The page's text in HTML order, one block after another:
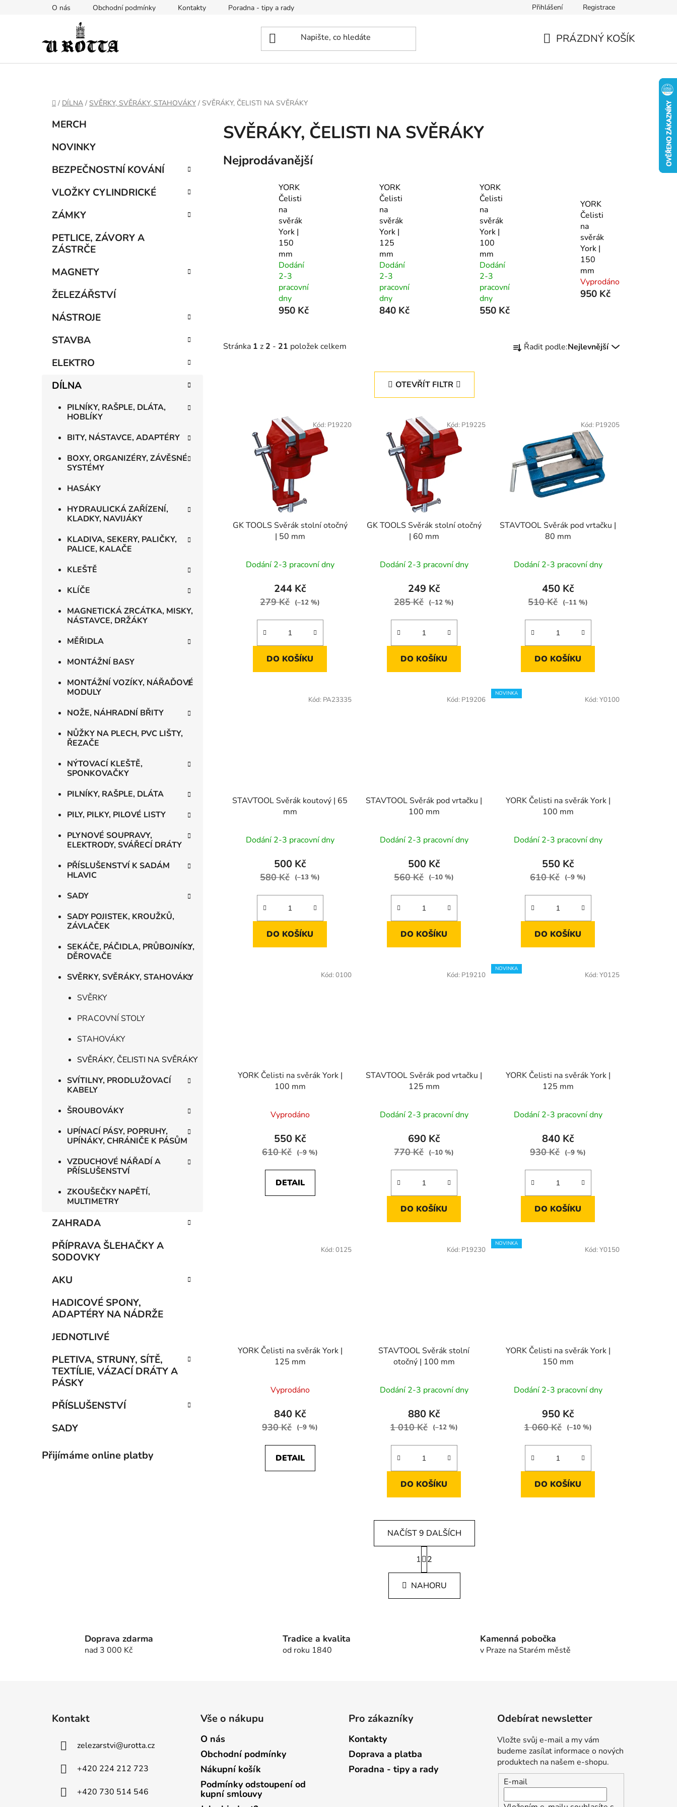
O nás Obchodní podmínky Kontakty Poradna - tipy a rady Přihlášení Registrace
PRÁZDNÝ KOŠÍK
DOMŮ
/ DÍLNA / SVĚRKY, SVĚRÁKY, STAHOVÁKY / SVĚRÁKY, ČELISTI NA SVĚRÁKY
Přeskočit
kategorie
MERCH
NOVINKY
BEZPEČNOSTNÍ KOVÁNÍ
VLOŽKY CYLINDRICKÉ
ZÁMKY
PETLICE, ZÁVORY A
ZÁSTRČE
MAGNETY
ŽELEZÁŘSTVÍ
NÁSTROJE
STAVBA
ELEKTRO
DÍLNA
PILNÍKY, RAŠPLE, DLÁTA,
HOBLÍKY
BITY, NÁSTAVCE, ADAPTÉRY
BOXY, ORGANIZÉRY, ZÁVĚSNÉ
SYSTÉMY
HASÁKY
HYDRAULICKÁ ZAŘÍZENÍ,
KLADKY, NAVIJÁKY
KLADIVA, SEKERY, PALIČKY,
PALICE, KALAČE
KLEŠTĚ
KLÍČE
MAGNETICKÁ ZRCÁTKA, MISKY,
NÁSTAVCE, DRŽÁKY
MĚŘIDLA
MONTÁŽNÍ BASY
MONTÁŽNÍ VOZÍKY, NÁŘAĎOVÉ
MODULY
NOŽE, NÁHRADNÍ BŘITY
NŮŽKY NA PLECH, PVC LIŠTY,
ŘEZAČE
NÝTOVACÍ KLEŠTĚ,
SPONKOVAČKY
PILNÍKY, RAŠPLE, DLÁTA
PILY, PILKY, PILOVÉ LISTY
PLYNOVÉ SOUPRAVY,
ELEKTRODY, SVÁŘECÍ DRÁTY
PŘÍSLUŠENSTVÍ K SADÁM
HLAVIC
SADY
SADY POJISTEK, KROUŽKŮ,
ZÁVLAČEK
SEKÁČE, PÁČIDLA, PRŮBOJNÍKY,
DĚROVAČE
SVĚRKY, SVĚRÁKY, STAHOVÁKY
SVĚRKY
PRACOVNÍ STOLY
STAHOVÁKY
SVĚRÁKY, ČELISTI NA SVĚRÁKY
SVÍTILNY, PRODLUŽOVACÍ
KABELY
ŠROUBOVÁKY
UPÍNACÍ PÁSY, POPRUHY,
UPÍNÁKY, CHRÁNIČE K PÁSŮM
VZDUCHOVÉ NÁŘADÍ A
PŘÍSLUŠENSTVÍ
ZKOUŠEČKY NAPĚTÍ,
MULTIMETRY
ZAHRADA
PŘÍPRAVA ŠLEHAČKY A
SODOVKY
AKU
HADICOVÉ SPONY,
ADAPTÉRY NA NÁDRŽE
JEDNOTLIVÉ
PLETIVA, STRUNY, SÍTĚ,
TEXTÍLIE, VÁZACÍ DRÁTY A
PÁSKY
PŘÍSLUŠENSTVÍ
SADY
Přijímáme online platby
SVĚRÁKY, ČELISTI NA SVĚRÁKY
Nejprodávanější
YORK
Čelisti
na
svěrák
York |
150
mm
Dodání
2-3
pracovní
dny
950 Kč
YORK
Čelisti
na
svěrák
York |
125
mm
Dodání
2-3
pracovní
dny
840 Kč
YORK
Čelisti
na
svěrák
York |
100
mm
Dodání
2-3
pracovní
dny
550 Kč
YORK
Čelisti
na
svěrák
York |
150
mm
Vyprodáno
950 Kč
Stránka 1 z 2 - 21 položek celkem
a
d
u
k
t
Řadit podle:Nejlevnější
OTEVŘÍT FILTR
GK TOOLS Svěrák stolní otočný
| 50 mm
Dodání 2-3 pracovní dny
244 Kč
279 Kč (–12 %)
DO KOŠÍKU
Kód: P19220
GK TOOLS Svěrák stolní otočný
| 60 mm
Dodání 2-3 pracovní dny
249 Kč
285 Kč (–12 %)
DO KOŠÍKU
Kód: P19225
STAVTOOL Svěrák pod vrtačku |
80 mm
Dodání 2-3 pracovní dny
450 Kč
510 Kč (–11 %)
DO KOŠÍKU
Kód: P19205
STAVTOOL Svěrák koutový | 65
mm
Dodání 2-3 pracovní dny
500 Kč
580 Kč (–13 %)
DO KOŠÍKU
Kód: PA23335
STAVTOOL Svěrák pod vrtačku |
100 mm
Dodání 2-3 pracovní dny
500 Kč
560 Kč (–10 %)
DO KOŠÍKU
Kód: P19206
NOVINKA
YORK Čelisti na svěrák York |
100 mm
Dodání 2-3 pracovní dny
550 Kč
610 Kč (–9 %)
DO KOŠÍKU
Kód: Y0100
YORK Čelisti na svěrák York |
100 mm
Vyprodáno
550 Kč
610 Kč (–9 %)
DETAIL
Kód: 0100
STAVTOOL Svěrák pod vrtačku |
125 mm
Dodání 2-3 pracovní dny
690 Kč
770 Kč (–10 %)
DO KOŠÍKU
Kód: P19210
NOVINKA
YORK Čelisti na svěrák York |
125 mm
Dodání 2-3 pracovní dny
840 Kč
930 Kč (–9 %)
DO KOŠÍKU
Kód: Y0125
YORK Čelisti na svěrák York |
125 mm
Vyprodáno
840 Kč
930 Kč (–9 %)
DETAIL
Kód: 0125
STAVTOOL Svěrák stolní
otočný | 100 mm
Dodání 2-3 pracovní dny
880 Kč
1 010 Kč (–12 %)
DO KOŠÍKU
Kód: P19230
NOVINKA
YORK Čelisti na svěrák York |
150 mm
Dodání 2-3 pracovní dny
950 Kč
1 060 Kč (–10 %)
DO KOŠÍKU
Kód: Y0150
O
v
l
á
NAČÍST 9 DALŠÍCH
S
t
r
n
k
1 2
NAHORU
Doprava zdarma
nad 3 000 Kč
Tradice a kvalita
od roku 1840
Kamenná pobočka
v Praze na Starém městě
Kontakt
zelezarstvi@urotta.cz
+420 224 212 723
+420 730 514 546
Vše o nákupu
O nás
Obchodní podmínky
Nákupní košík
Podmínky odstoupení od
kupní smlouvy
Pro zákazníky
Kontakty
Doprava a platba
Poradna - tipy a rady
Odebírat newsletter
Vložte svůj e-mail a my vám
budeme zasílat informace o nových
produktech na našem e-shopu.
E-mail